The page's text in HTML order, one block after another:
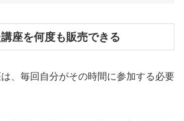
座を何度も販売できる
、毎回自分がその時間に参加する必要